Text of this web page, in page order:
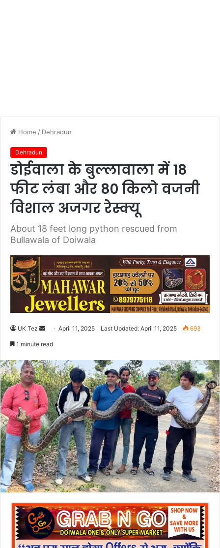
Home / Dehradun
Dehradun
डोईवाला के बुल्लावाला में 18
फीट लंबा और 80 किलो वजनी
विशाल अजगर रेस्क्यू
About 18 feet long python rescued from
Bullawala of Doiwala
UK Tez
d
a
n
e
m
a
i
l
April 11, 2025 Last Updated: April 11, 2025 693
1 minute read